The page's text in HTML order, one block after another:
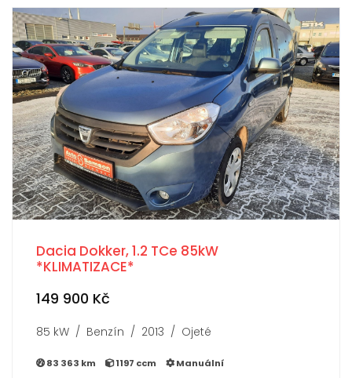
Dacia Dokker, 1.2 TCe 85kW
*KLIMATIZACE*
149 900 Kč
85 kW / Benzín / 2013 / Ojeté
83 363 km 1197 ccm Manuální